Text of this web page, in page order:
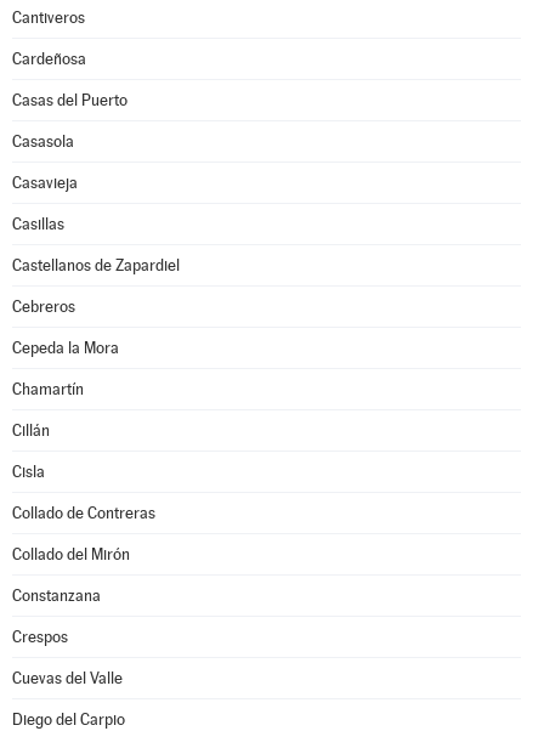
Cantiveros
Cardeñosa
Casas del Puerto
Casasola
Casavieja
Casillas
Castellanos de Zapardiel
Cebreros
Cepeda la Mora
Chamartín
Cillán
Cisla
Collado de Contreras
Collado del Mirón
Constanzana
Crespos
Cuevas del Valle
Diego del Carpio